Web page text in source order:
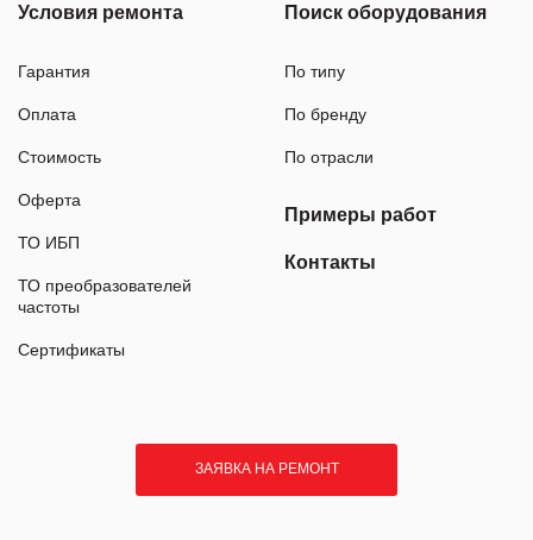
Условия ремонта
Гарантия
Оплата
Стоимость
Оферта
ТО ИБП
ТО преобразователей
частоты
Сертификаты
Поиск оборудования
По типу
По бренду
По отрасли
Примеры работ
Контакты
ЗАЯВКА НА РЕМОНТ